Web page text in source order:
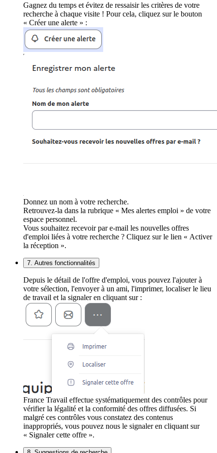
Gagnez du temps et évitez de ressaisir les critères de votre
recherche à chaque visite ! Pour cela, cliquez sur le bouton
« Créer une alerte » :
Donnez un nom à votre recherche.
Retrouvez-la dans la rubrique « Mes alertes emploi » de votre
espace personnel.
Vous souhaitez recevoir par e-mail les nouvelles offres
d'emploi liées à votre recherche ? Cliquez sur le lien « Activer
la réception ».
7. Autres fonctionnalités
Depuis le détail de l'offre d'emploi, vous pouvez l'ajouter à
votre sélection, l'envoyer à un ami, l'imprimer, localiser le lieu
de travail et la signaler en cliquant sur :
France Travail effectue systématiquement des contrôles pour
vérifier la légalité et la conformité des offres diffusées. Si
malgré ces contrôles vous constatez des contenus
inappropriés, vous pouvez nous le signaler en cliquant sur
« Signaler cette offre ».